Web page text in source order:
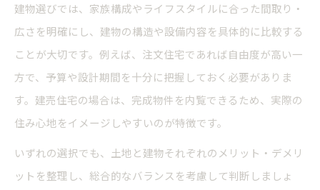
建物選びでは、家族構成やライフスタイルに合った間取り・
広さを明確にし、建物の構造や設備内容を具体的に比較する
ことが大切です。例えば、注文住宅であれば自由度が高い一
方で、予算や設計期間を十分に把握しておく必要がありま
す。建売住宅の場合は、完成物件を内覧できるため、実際の
住み心地をイメージしやすいのが特徴です。
いずれの選択でも、土地と建物それぞれのメリット・デメリ
ットを整理し、総合的なバランスを考慮して判断しましょ